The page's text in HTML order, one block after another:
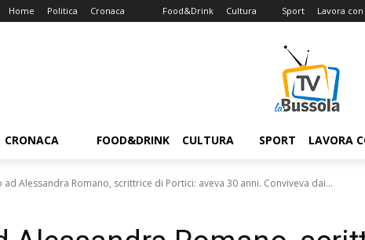
Home Politica Cronaca Food&Drink Cultura Sport Lavora
CRONACA FOOD&DRINK CULTURA SPORT LAVORA
ad Alessandra Romano, scrittrice di Portici: aveva 30 anni. Conviveva dai...